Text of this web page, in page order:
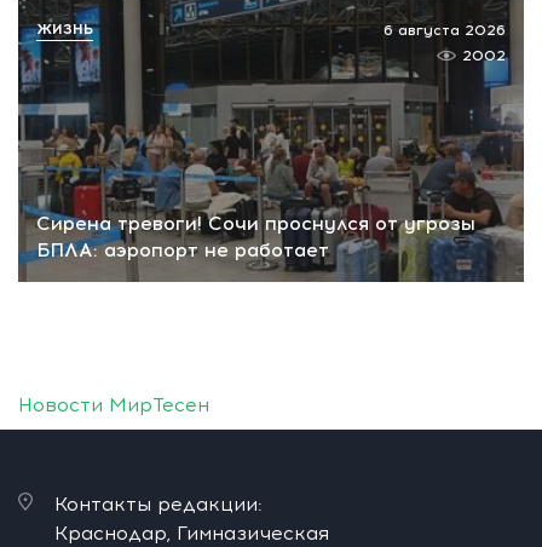
Сирена тревоги! Сочи проснулся от угрозы
БПЛА: аэропорт не работает
6 августа 2026
2002
ЖИЗНЬ
Новости МирТесен
Контакты редакции:
Краснодар, Гимназическая